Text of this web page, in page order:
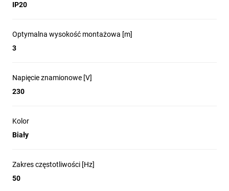
IP20
Optymalna wysokość montażowa [m]
3
Napięcie znamionowe [V]
230
Kolor
Biały
Zakres częstotliwości [Hz]
50